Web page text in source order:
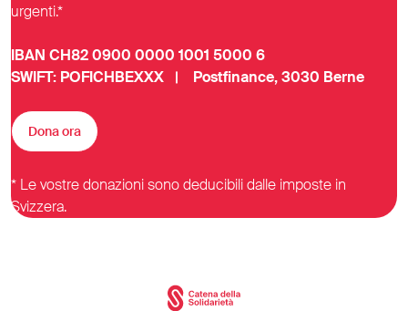
urgenti.*
IBAN CH82 0900 0000 1001 5000 6
SWIFT: POFICHBEXXX | Postfinance, 3030 Berne
Dona ora
* Le vostre donazioni sono deducibili dalle imposte in
Svizzera.